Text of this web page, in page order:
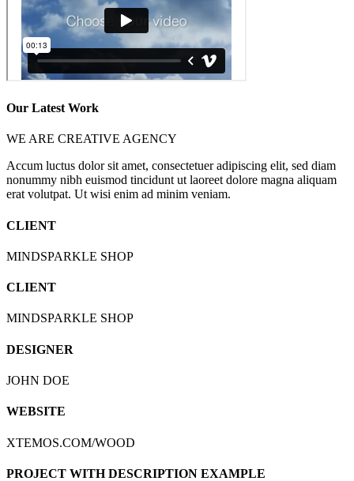
Our Latest Work
WE ARE CREATIVE AGENCY
Accum luctus dolor sit amet, consectetuer adipiscing elit, sed diam
nonummy nibh euismod tincidunt ut laoreet dolore magna aliquam
erat volutpat. Ut wisi enim ad minim veniam.
CLIENT
MINDSPARKLE SHOP
CLIENT
MINDSPARKLE SHOP
DESIGNER
JOHN DOE
WEBSITE
XTEMOS.COM/WOOD
PROJECT WITH DESCRIPTION EXAMPLE